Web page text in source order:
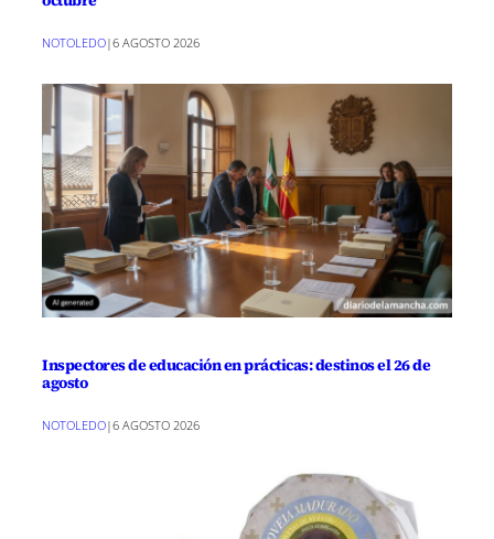
NOTOLEDO|6 AGOSTO 2026
Inspectores de educación en prácticas: destinos el 26 de
agosto
NOTOLEDO|6 AGOSTO 2026